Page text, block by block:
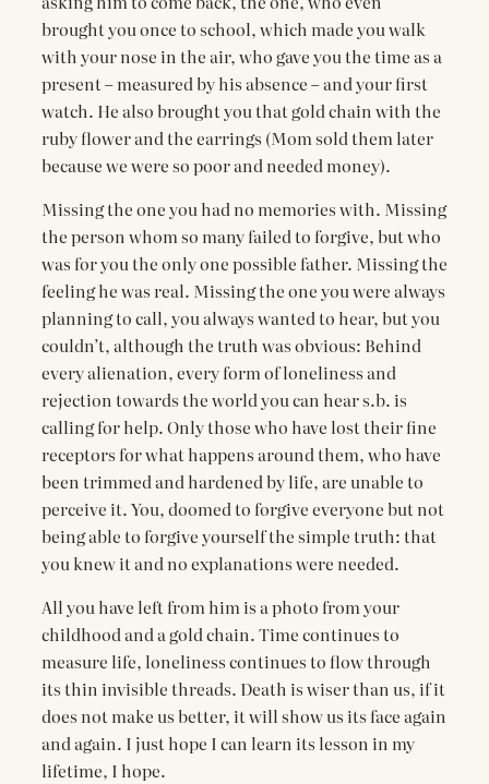
brought you once to school, which made you walk
with your nose in the air, who gave you the time as a
present – measured by his absence – and your first
watch. He also brought you that gold chain with the
ruby ​​flower and the earrings (Mom sold them later
because we were so poor and needed money).
Missing the one you had no memories with. Missing
the person whom so many failed to forgive, but who
was for you the only one possible father. Missing the
feeling he was real. Missing the one you were always
planning to call, you always wanted to hear, but you
couldn’t, although the truth was obvious: Behind
every alienation, every form of loneliness and
rejection towards the world you can hear s.b. is
calling for help. Only those who have lost their fine
receptors for what happens around them, who have
been trimmed and hardened by life, are unable to
perceive it. You, doomed to forgive everyone but not
being able to forgive yourself the simple truth: that
you knew it and no explanations were needed.
All you have left from him is a photo from your
childhood and a gold chain. Time continues to
measure life, loneliness continues to flow through
its thin invisible threads. Death is wiser than us, if it
does not make us better, it will show us its face again
and again. I just hope I can learn its lesson in my
lifetime, I hope.